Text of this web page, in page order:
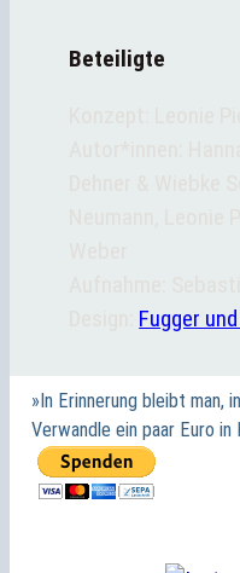
Beteiligte
Fugger
»In Erinnerung bleibt man,
Verwandle ein paar Euro in